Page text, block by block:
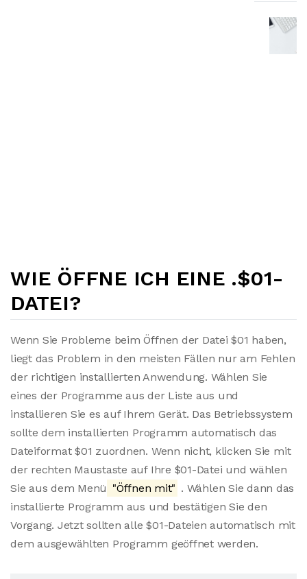
WIE ÖFFNE ICH EINE .$01-
DATEI?
Wenn Sie Probleme beim Öffnen der Datei $01 haben,
liegt das Problem in den meisten Fällen nur am Fehlen
der richtigen installierten Anwendung. Wählen Sie
eines der Programme aus der Liste aus und
installieren Sie es auf Ihrem Gerät. Das Betriebssystem
sollte dem installierten Programm automatisch das
Dateiformat $01 zuordnen. Wenn nicht, klicken Sie mit
der rechten Maustaste auf Ihre $01-Datei und wählen
Sie aus dem Menü "Öffnen mit" . Wählen Sie dann das
installierte Programm aus und bestätigen Sie den
Vorgang. Jetzt sollten alle $01-Dateien automatisch mit
dem ausgewählten Programm geöffnet werden.